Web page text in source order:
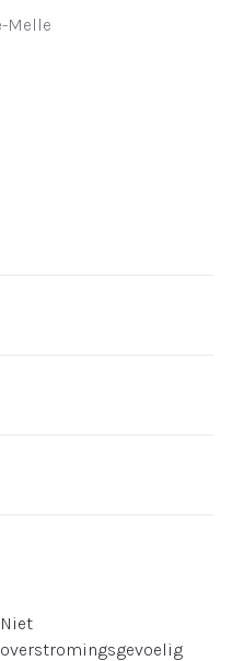
Niet
overstromingsgevoelig